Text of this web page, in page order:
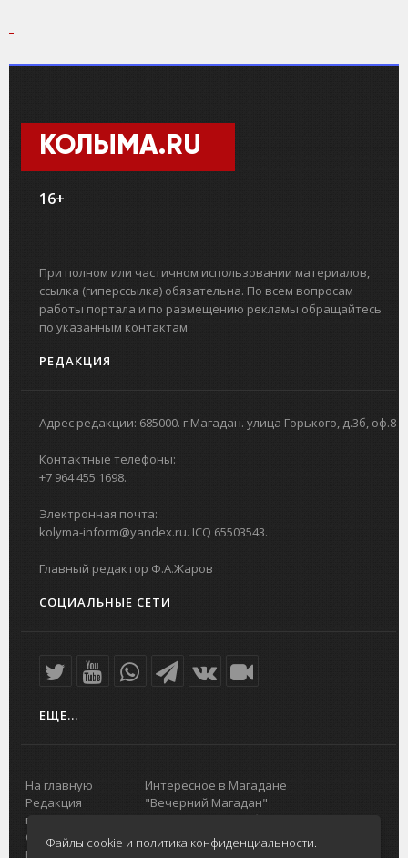
КОЛЫМА.RU
16+
При полном или частичном использовании материалов,
ссылка (гиперссылка) обязательна. По всем вопросам
работы портала и по размещению рекламы обращайтесь
по указанным контактам
РЕДАКЦИЯ
Адрес редакции: 685000. г.Магадан. улица Горького, д.3б, оф.8
Контактные телефоны:
+7 964 455 1698.
Электронная почта:
kolyma-inform@yandex.ru. ICQ 65503543.
Главный редактор Ф.А.Жаров
СОЦИАЛЬНЫЕ СЕТИ
ЕЩЕ...
На главную
Редакция
портала
О проекте
Реклама на
Интересное в Магадане
"Вечерний Магадан"
Городская доска объявлений
Реклама
Главный туристический портал
Файлы cookie и политика конфиденциальности.